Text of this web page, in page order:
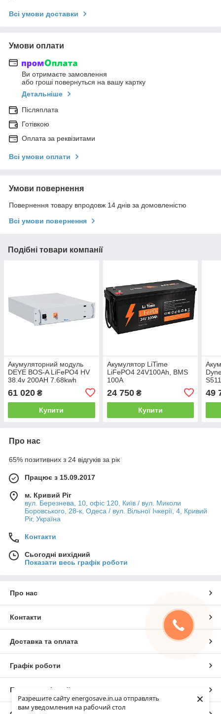
Разрешите сайту energosave.in.ua отправлять
вам уведомления на рабочий стол
×
Всі умови доставки
Умови оплати
Ви отримаєте замовлення
або гроші повернуться на вашу картку
Детальніше
Післяплата
Готівкою
Оплата за реквізитами
Всі умови оплати
Умови повернення
Повернення товару впродовж 14 днів за домовленістю
Всі умови повернення
Подібні товари компанії
Акумуляторний модуль
DEYE BOS-A LiFePO4 HV
38.4v 200AH 7.68kwh
61 020 ₴
Купити
Акумулятор LiTime
LiFePO4 24V100Ah, BMS
100A
24 750₴
Купити
49
Про нас
65% позитивних з 24 відгуків за рік
Працює з 15.09.2017
м. Кривий Ріг
вул. Березнева, 10, офіс 120, Київ / вул. Миколи
Боровського, 28-к, Одеса / вул. Вільної Ічкерії, 4, Кривий
Ріг, Україна
Контакти
Сьогодні вихідний
Показати весь графік роботи
Про нас
Контакти
Доставка та оплата
Графік роботи
Повна версія сайту